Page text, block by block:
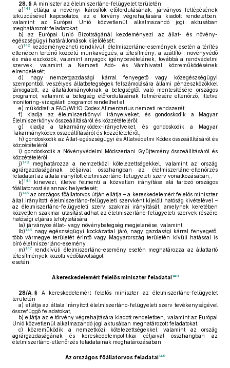
28. § A miniszter az élelmiszerlánc-felügyelet területén
a) 141
ellátja a növényi károsítók előfordulásának, járványos fellépésének
leküzdésével kapcsolatos, az e törvény végrehajtására kiadott rendeletben,
valamint az Európai Unió közvetlenül alkalmazandó jogi aktusában
meghatározott feladatokat;
b) az Európai Unió Bizottságánál kezdeményezi az állat- és növény-
egészségügyi határállomások kijelölését;
c) 142
kezdeményezheti rendkívüli élelmiszerlánc-események esetén a térítés
ellenében történő közcélú munkavégzés, a létesítmény, a szállító-, növényvédő
és más eszközök, valamint anyagok igénybevételének, továbbá a rendvédelmi
szervek, valamint a Nemzeti Adó- és Vámhivatal közreműködésének
elrendelését;
d) nagy nemzetgazdasági kárral fenyegető vagy közegészségügyi
szempontból veszélyes állatbetegségek felszámolására állami pénzeszközökkel
támogatott, az állatállományoknak a betegségtől való mentesítésére országos
programot, valamint a betegség előfordulásának felmérésére ellenőrző, illetve
monitoring-vizsgálati programot rendelhet el;
e) működteti a FAO/WHO Codex Alimentarius nemzeti rendszerét;
f) kiadja az élelmiszerkönyvi irányelveket, és gondoskodik a Magyar
Élelmiszerkönyv összeállításáról és közzétételéről;
g) kiadja a takarmánykódex-irányelveket, és gondoskodik a Magyar
Takarmánykódex összeállításáról és közzétételéről;
h) gondoskodik az Állat-egészségügyi és Állatvédelmi Kódex összeállításáról és
közzétételéről;
i) gondoskodik a Növényvédelmi Módszertani Gyűjtemény összeállításáról és
közzétételéről;
j) 143
meghatározza a nemzetközi kötelezettségekkel, valamint az ország
agrárgazdaságának céljaival összhangban az élelmiszerlánc-ellenőrzés
feladatait az általa irányított élelmiszerlánc-felügyeleti szerv vonatkozásában;;
k) 144
kinevezi, illetve felmenti a közvetlen irányítása alá tartozó országos
főállatorvost és annak helyettesét;
l) 145 az országos főállatorvos útján ellátja – a kereskedelemért felelős miniszter
által irányított, élelmiszerlánc-felügyeleti szervként kijelölt hatóság kivételével –
az élelmiszerlánc-felügyeleti szerv szakmai irányítását, amelynek keretében
közvetlen szakmai utasítást adhat az élelmiszerlánc-felügyeleti szervek részére
hatósági eljárás lefolytatására
la) járványos állat- vagy növénybetegség megjelenése, valamint
lb) 146
nagy egészségügyi kockázattal járó, nagy gazdasági kárral fenyegető,
több vármegye területét érintő vagy Magyarország területén kívüli hatással is
bíró élelmiszerlánc-esemény
m) 147
rendkívüli élelmiszerlánc-esemény esetén meghatározza az állattartó
létesítmények közötti védőtávolságot.
esetén.
A kereskedelemért felelős miniszter feladatai148
28/A. § A kereskedelemért felelős miniszter az élelmiszerlánc-felügyelet
területén
a) ellátja az általa irányított élelmiszerlánc-felügyeleti szerv tevékenységével
összefüggő feladatokat,
b) ellátja az e törvény végrehajtására kiadott rendeletben, valamint az Európai
Unió közvetlenül alkalmazandó jogi aktusában meghatározott feladatokat,
c) közreműködik a nemzetközi kötelezettségekkel, valamint az ország
agrárgazdaságának és kereskedelempolitikai céljaival összhangban az
élelmiszerlánc-ellenőrzés feladatainak meghatározásában.
Az országos főállatorvos feladatai149